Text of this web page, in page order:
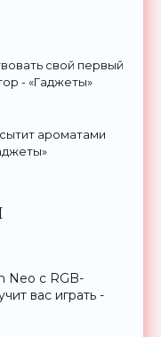
свой первый
- «Гаджеты»
ароматами
Neo с RGB-
вас играть -